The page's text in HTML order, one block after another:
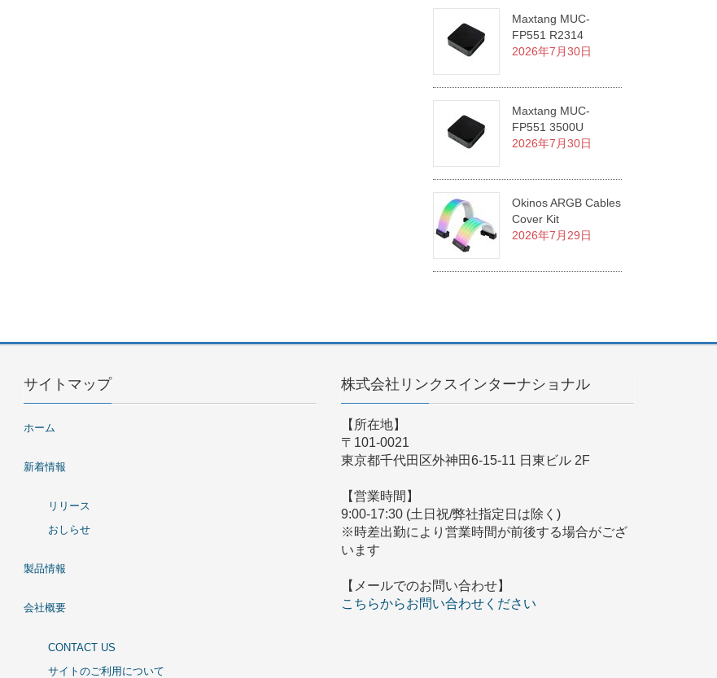
Maxtang MUC-
FP551 R2314
2026年7月30日
Maxtang MUC-
FP551 3500U
2026年7月30日
Okinos ARGB Cables
Cover Kit
2026年7月29日
サイトマップ
ホーム
新着情報
リリース
おしらせ
製品情報
会社概要
CONTACT US
サイトのご利用について
株式会社リンクスインターナショナル
【所在地】
〒101-0021
東京都千代田区外神田6-15-11 日東ビル 2F
【営業時間】
9:00-17:30 (土日祝/弊社指定日は除く)
※時差出勤により営業時間が前後する場合がござ
います
【メールでのお問い合わせ】
こちらからお問い合わせください